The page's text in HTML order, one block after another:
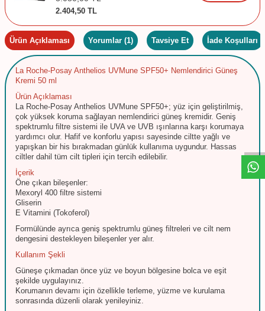
2.404,50TL
Ürün Açıklaması Yorumlar (1) Tavsiye Et İade Koşulları
La Roche-Posay Anthelios UVMune SPF50+ Nemlendirici Güneş
Kremi 50 ml
Ürün Açıklaması
La Roche-Posay Anthelios UVMune SPF50+; yüz için geliştirilmiş,
çok yüksek koruma sağlayan nemlendirici güneş kremidir. Geniş
spektrumlu filtre sistemi ile UVA ve UVB ışınlarına karşı korumaya
yardımcı olur. Hafif ve konforlu yapısı sayesinde ciltte yağlı ve
yapışkan bir his bırakmadan günlük kullanıma uygundur. Hassas
ciltler dahil tüm cilt tipleri için tercih edilebilir.
İçerik
Öne çıkan bileşenler:
Mexoryl 400 filtre sistemi
Gliserin
E Vitamini (Tokoferol)
Formülünde ayrıca geniş spektrumlu güneş filtreleri ve cilt nem
dengesini destekleyen bileşenler yer alır.
Kullanım Şekli
Güneşe çıkmadan önce yüz ve boyun bölgesine bolca ve eşit
şekilde uygulayınız.
Korumanın devamı için özellikle terleme, yüzme ve kurulama
sonrasında düzenli olarak yenileyiniz.